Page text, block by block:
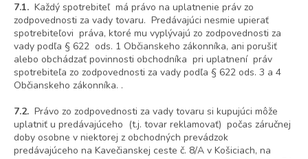
7.1. Každý spotrebiteľ má právo na uplatnenie práv zo
zodpovednosti za vady tovaru. Predávajúci nesmie upierať
spotrebiteľovi práva, ktoré mu vyplývajú zo zodpovednosti za
vady podľa § 622 ods. 1 Občianskeho zákonníka, ani porušiť
alebo obchádzať povinnosti obchodníka pri uplatnení práv
spotrebiteľa zo zodpovednosti za vady podľa § 622 ods. 3 a 4
Občianskeho zákonníka. .
7.2. Právo zo zodpovednosti za vady tovaru si kupujúci môže
uplatniť u predávajúceho (t.j. tovar reklamovať) počas záručnej
doby osobne v niektorej z obchodných prevádzok
predávajúceho na Kavečianskej ceste č. 8/A v Košiciach, na